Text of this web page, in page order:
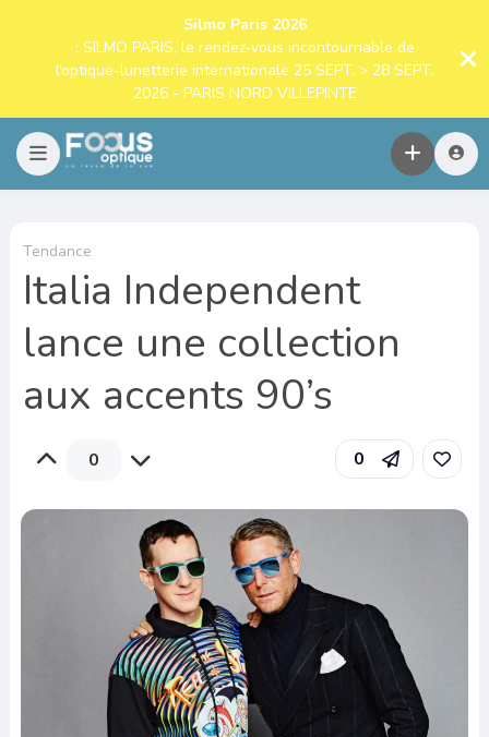
Silmo Paris 2026
: SILMO PARIS, le rendez-vous incontournable de
l’optique-lunetterie internationale 25 SEPT. > 28 SEPT.
2026 - PARIS NORD VILLEPINTE
Tendance
Italia Independent
lance une collection
aux accents 90’s
0 0